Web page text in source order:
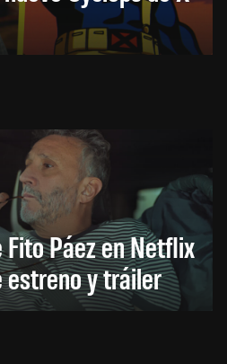
Páez en Netflix
estreno y tráiler